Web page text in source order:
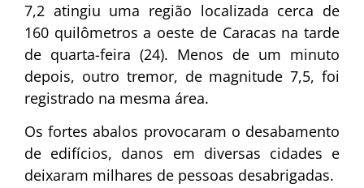
7,2 atingiu uma região localizada cerca de
160 quilômetros a oeste de Caracas na tarde
de quarta-feira (24). Menos de um minuto
depois, outro tremor, de magnitude 7,5, foi
registrado na mesma área.
Os fortes abalos provocaram o desabamento
de edifícios, danos em diversas cidades e
deixaram milhares de pessoas desabrigadas.